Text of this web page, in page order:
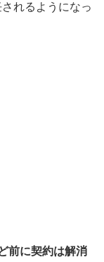
れるようになっ
前に契約は解消